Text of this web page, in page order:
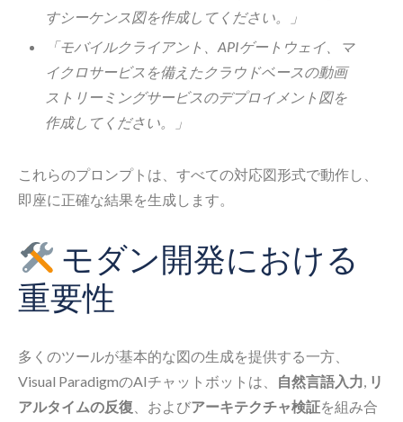
すシーケンス図を作成してください。」
「モバイルクライアント、APIゲートウェイ、マ
イクロサービスを備えたクラウドベースの動画
ストリーミングサービスのデプロイメント図を
作成してください。」
これらのプロンプトは、すべての対応図形式で動作し、
即座に正確な結果を生成します。
モダン開発における
重要性
多くのツールが基本的な図の生成を提供する一方、
Visual ParadigmのAIチャットボットは、
自然言語入力, リ
アルタイムの反復 、およびアーキテクチャ検証を組み合